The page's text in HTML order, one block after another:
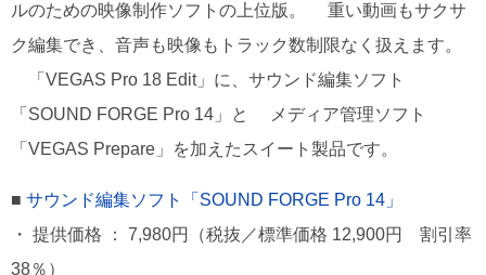
ルのための映像制作ソフトの上位版。 重い動画もサクサ
ク編集でき、音声も映像もトラック数制限なく扱えます。
「VEGAS Pro 18 Edit」に、サウンド編集ソフト
「SOUND FORGE Pro 14」と メディア管理ソフト
「VEGAS Prepare」を加えたスイート製品です。
■ サウンド編集ソフト「SOUND FORGE Pro 14」
・ 提供価格 ： 7,980円（税抜／標準価格 12,900円 割引率
38％）